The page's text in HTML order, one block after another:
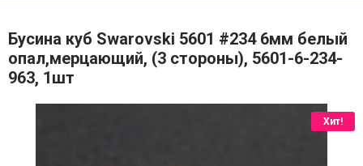
Бусина куб Swarovski 5601 #234 6мм белый
опал,мерцающий, (3 стороны), 5601-6-234-
963, 1шт
Хит!